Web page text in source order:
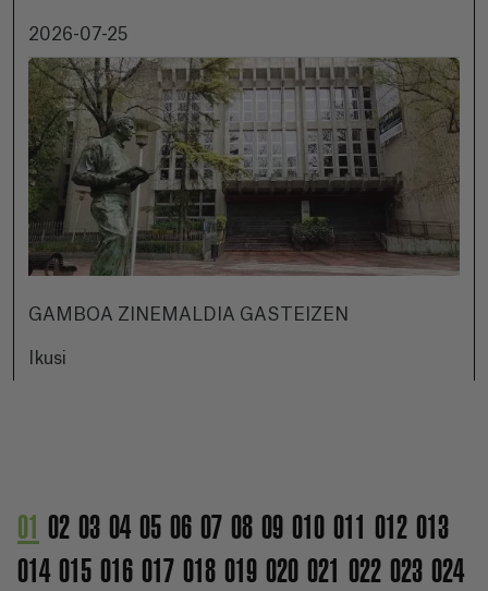
2026-07-25
GAMBOA ZINEMALDIA GASTEIZEN
Ikusi
01 02 03 04 05 06 07 08 09 010 011 012 013
014 015 016 017 018 019 020 021 022 023 024